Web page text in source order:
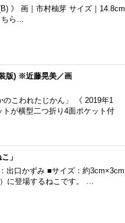
》 画｜市村柚芽 サイズ｜14.8cm
ちら…
版) ※近藤晃美／画
こわれたじかん」 《 2019年1
が横型二つ折り4面ポケット付
」
出口かずみ ■サイズ：約3cm×3cm
に登場するねこです。 …